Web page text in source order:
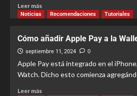
Leer más
Noticias Recomendaciones Tutoriales
Cómo añadir Apple Pay a la
septiembre 11, 2024 0
Apple Pay está integrado en el
Watch. Dicho esto comienza
Leer más